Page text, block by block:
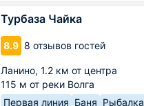
Турбаза Чайка
8.9 8 отзывов гостей
Ланино, 1.2 км от центра
115 м от реки Волга
Первая линия Баня Рыбалка